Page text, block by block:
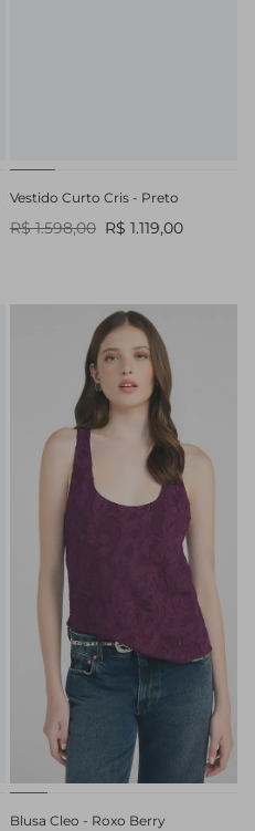
Vestido Curto Cris - Preto
R$ 1.598,00 R$ 1.119,00
Blusa Cleo - Roxo Berry